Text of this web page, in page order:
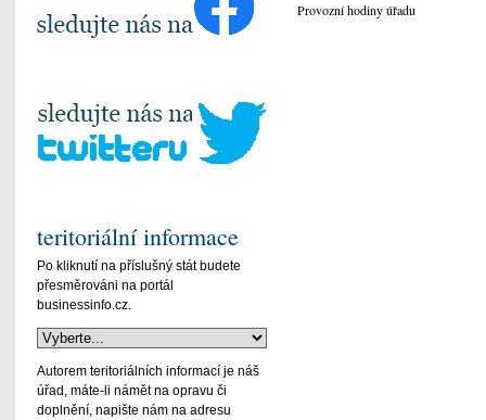
Provozní hodiny úřadu
teritoriální informace
Po kliknutí na příslušný stát budete
přesměrováni na portál
businessinfo.cz.
Autorem teritoriálních informací je náš
úřad, máte-li námět na opravu či
doplnění, napište nám na adresu